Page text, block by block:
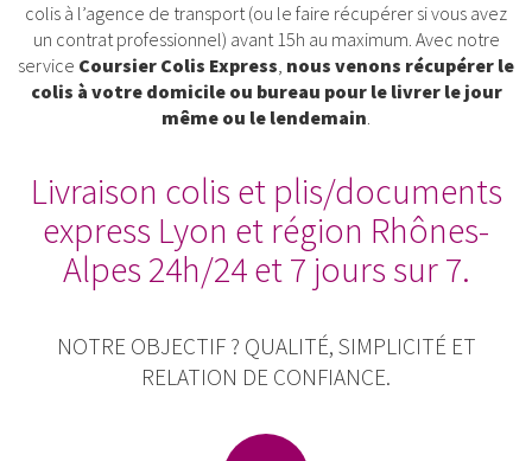
colis à l’agence de transport (ou le faire récupérer si vous avez
un contrat professionnel) avant 15h au maximum. Avec notre
service Coursier Colis Express, nous venons récupérer le
colis à votre domicile ou bureau pour le livrer le jour
même ou le lendemain.
Livraison colis et plis/documents
express Lyon et région Rhônes-
Alpes 24h/24 et 7 jours sur 7.
NOTRE OBJECTIF ? QUALITÉ, SIMPLICITÉ ET
RELATION DE CONFIANCE.